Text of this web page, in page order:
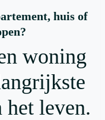
huis of
woning
het leven.